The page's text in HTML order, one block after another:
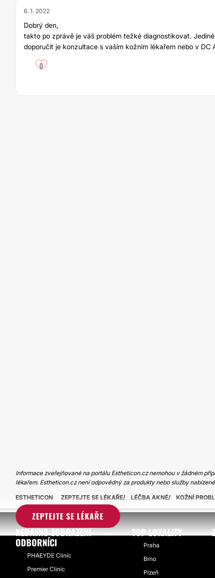
6. 1. 2022
Dobrý den,
takto po zprávě je váš problém težké diagnostikovat.
doporučit je konzultace s vaším kožním lékařem nebo v DC
0
Informace zveřejňované na portálu Estheticon.cz nemohou v žádném
lékařem. Estheticon.cz není odpovědný za produkty nebo služby
ZEPTEJTE SE LÉKAŘE
ESTHETICON ZEPTEJTE SE LÉKAŘE LÉČBA AKNÉ KOŽNÍ
NEDÁVNO ZOBRAZENÍ
ODBORNÍCI
PHAEYDE Clinic
Premier Clinic
TOP LOKALITY
Praha
Brno
Plzeň